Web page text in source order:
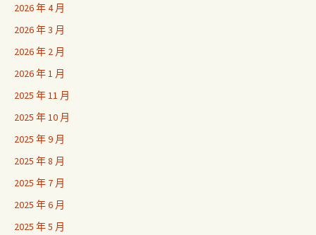
2026 年 4 月
2026 年 3 月
2026 年 2 月
2026 年 1 月
2025 年 11 月
2025 年 10 月
2025 年 9 月
2025 年 8 月
2025 年 7 月
2025 年 6 月
2025 年 5 月